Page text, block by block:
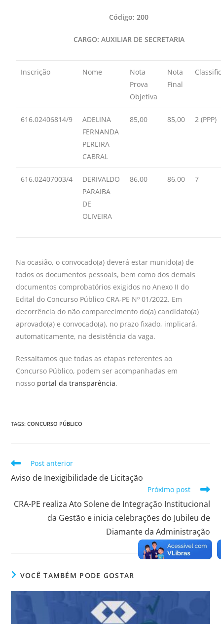
Código: 200
CARGO: AUXILIAR DE SECRETARIA
Inscrição Nome
Nota
Prova
Objetiva
Nota
Final
616.02406814/9
ADELINA
FERNANDA
PEREIRA
CABRAL
85,00 85,00 2 (PPP)
616.02407003/4
DERIVALDO
PARAIBA
DE
OLIVEIRA
86,00 86,00 7
Na ocasião, o convocado(a) deverá estar munido(a) de
todos os documentos pessoais, bem como dos demais
documentos comprobatórios exigidos no Anexo II do
Edital do Concurso Público CRA-PE Nº 01/2022. Em
decorrência do não comparecimento do(a) candidato(a)
aprovado(a) e convocado(a), no prazo fixado, implicará,
automaticamente, na desistência da vaga.
Ressaltamos que todas as etapas referentes ao
Concurso Público, podem ser acompanhadas em
nosso portal da transparência.
TAGS:CONCURSO PÚBLICO
Post anterior
Aviso de Inexigibilidade de Licitação
Próximo post
CRA-PE realiza Ato Solene de Integração Institucional
da Gestão e inicia celebrações do Jubileu de
Diamante da Administração
VOCÊ TAMBÉM PODE GOSTAR